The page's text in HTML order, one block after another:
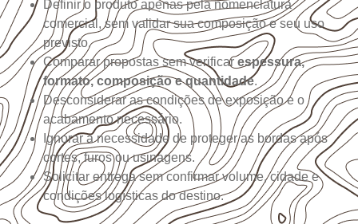
Definir o produto apenas pela nomenclatura
comercial, sem validar sua composição e seu uso
previsto.
Comparar propostas sem verificarespessura,
formato, composição e quantidade.
Desconsiderar as condições de exposição e o
acabamento necessário.
Ignorar a necessidade de proteger as bordas após
cortes, furos ou usinagens.
Solicitar entrega sem confirmar volume, cidade e
condições logísticas do destino.